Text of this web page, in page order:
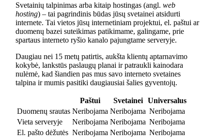
Svetainių talpinimas arba kitaip hostingas (angl. web
hosting) – tai pagrindinis būdas jūsų svetainei atsidurti
internete. Tai vietos jūsų internetiniam projektui, el. paštui ar
duomenų bazei suteikimas patikimame, galingame, prie
spartaus interneto ryšio kanalo pajungtame serveryje.
Daugiau nei 15 metų patirtis, aukšta klientų aptarnavimo
kokybė, lankstūs paslaugų planai ir patraukli kainodara
nulėmė, kad šiandien pas mus savo interneto svetaines
talpina ir mumis pasitiki daugiausiai šalies gyventojų.
Paštui Svetainei
Universalus
Duomenų srautas Neribojama Neribojama Neribojama
Vieta serveryje
Neribojama Neribojama Neribojama
El. pašto dėžutės Neribojama Neribojama Neribojama